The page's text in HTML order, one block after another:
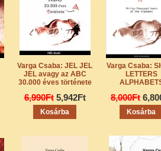
Varga Csaba: JEL JEL
JEL avagy az ABC
30.000 éves története
6,990Ft 5,942Ft
Varga Csaba:
LETTERS
8,000Ft